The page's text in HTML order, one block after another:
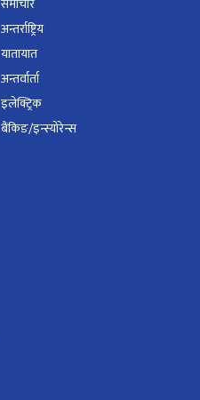
समाचार
अन्तर्राष्ट्रिय
यातायात
अन्तर्वार्ता
इलेक्ट्रिक
बैंकिङ/इन्स्योरेन्स